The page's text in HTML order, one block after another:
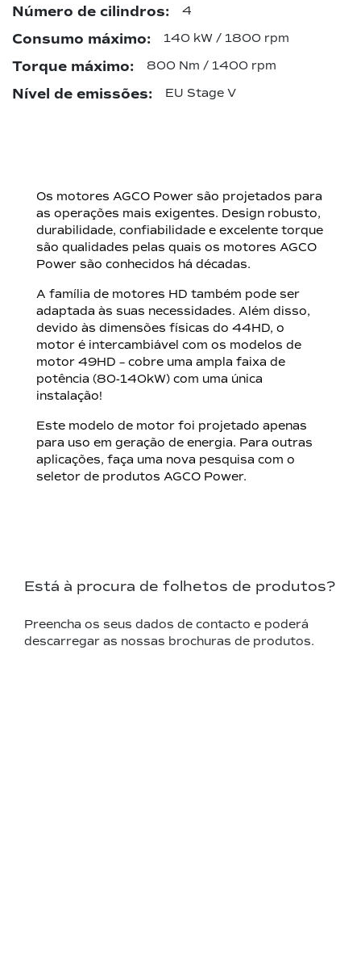
Número de cilindros: 4
Consumo máximo: 140 kW / 1800 rpm
Torque máximo: 800 Nm / 1400 rpm
Nível de emissões: EU Stage V
Os motores AGCO Power são projetados para
as operações mais exigentes. Design robusto,
durabilidade, confiabilidade e excelente torque
são qualidades pelas quais os motores AGCO
Power são conhecidos há décadas.
A família de motores HD também pode ser
adaptada às suas necessidades. Além disso,
devido às dimensões físicas do 44HD, o
motor é intercambiável com os modelos de
motor 49HD – cobre uma ampla faixa de
potência (80-140kW) com uma única
instalação!
Este modelo de motor foi projetado apenas
para uso em geração de energia. Para outras
aplicações, faça uma nova pesquisa com o
seletor de produtos AGCO Power.
Está à procura de folhetos de produtos?
Preencha os seus dados de contacto e poderá
descarregar as nossas brochuras de produtos.